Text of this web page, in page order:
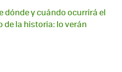
dónde y cuándo ocurrirá el
de la historia: lo verán